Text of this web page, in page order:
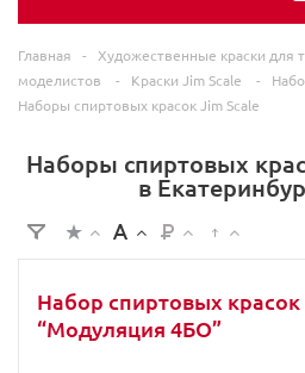
Главная - Художественные краски для
моделистов
- Краски Jim Scale -
Наборы спиртовых красок Jim Scale
Наборы спиртовых
в
Набор спиртовых красок
“Модуляция 4БО”